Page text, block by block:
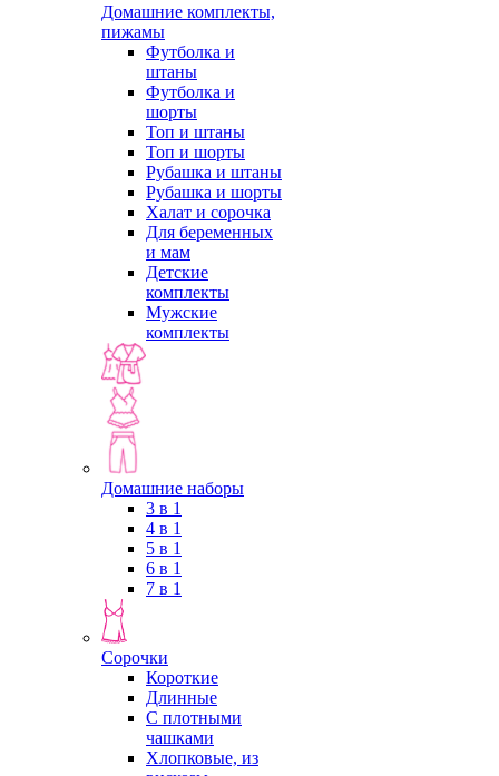
Домашние комплекты,
пижамы
Футболка и
штаны
Футболка и
шорты
Топ и штаны
Топ и шорты
Рубашка и штаны
Рубашка и шорты
Халат и сорочка
Для беременных
и мам
Детские
комплекты
Мужские
комплекты
Домашние наборы
3 в 1
4 в 1
5 в 1
6 в 1
7 в 1
Сорочки
Короткие
Длинные
С плотными
чашками
Хлопковые, из